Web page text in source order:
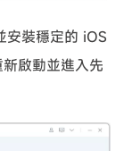
安裝穩定的 iOS
啟動並進入先